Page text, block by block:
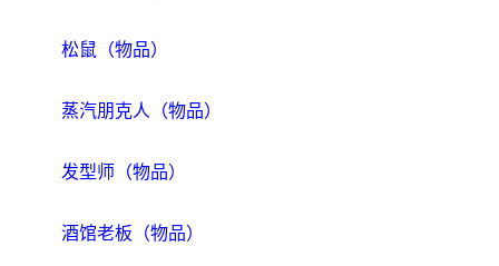
松鼠（物品）
蒸汽朋克人（物品）
发型师（物品）
酒馆老板（物品）